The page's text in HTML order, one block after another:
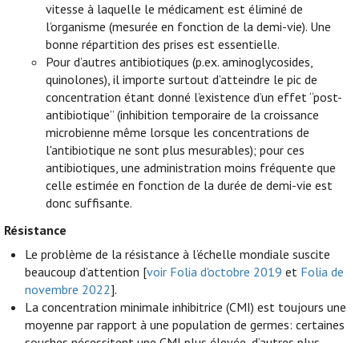
vitesse à laquelle le médicament est éliminé de
l’organisme (mesurée en fonction de la demi-vie). Une
bonne répartition des prises est essentielle.
Pour d’autres antibiotiques (p.ex. aminoglycosides,
quinolones), il importe surtout d’atteindre le pic de
concentration étant donné l’existence d’un effet “post-
antibiotique” (inhibition temporaire de la croissance
microbienne même lorsque les concentrations de
l'antibiotique ne sont plus mesurables); pour ces
antibiotiques, une administration moins fréquente que
celle estimée en fonction de la durée de demi-vie est
donc suffisante.
Résistance
Le problème de la résistance à l’échelle mondiale suscite
beaucoup d’attention [voir Folia d'octobre 2019 et Folia de
novembre 2022].
La concentration minimale inhibitrice (CMI) est toujours une
moyenne par rapport à une population de germes: certaines